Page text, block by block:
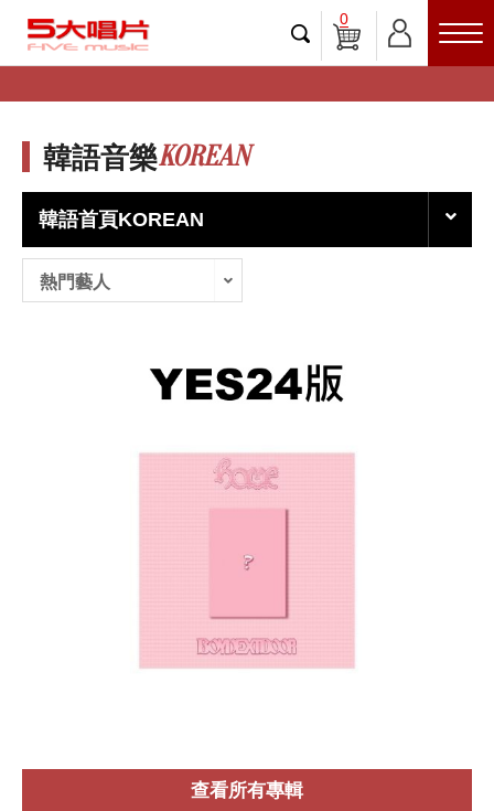
0
韓語音樂KOREAN
韓語首頁KOREAN
熱門藝人
查看所有專輯